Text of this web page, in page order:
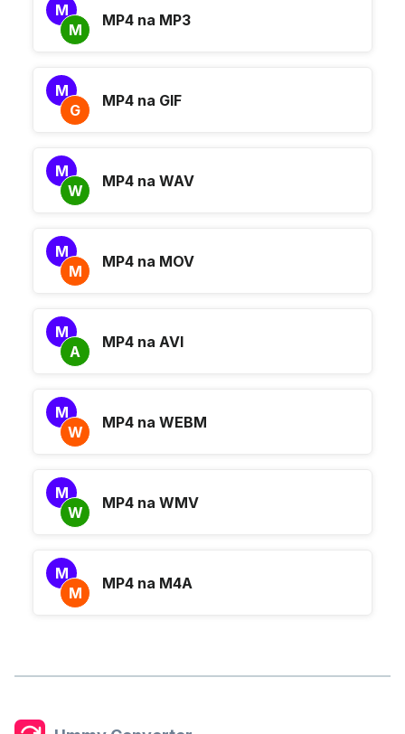
M
M
MP4 na MP3
M
G
MP4 na GIF
M
W
MP4 na WAV
M
M
MP4 na MOV
M
A
MP4 na AVI
M
W
MP4 na WEBM
M
W
MP4 na WMV
M
M
MP4 na M4A